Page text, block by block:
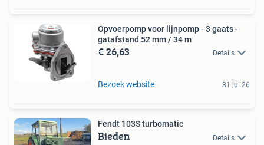
Opvoerpomp voor lijnpomp - 3 gaats -
gatafstand 52 mm / 34 m
€ 26,63 Details
Bezoek website 31 jul 26
Fendt 103S turbomatic
Bieden Details